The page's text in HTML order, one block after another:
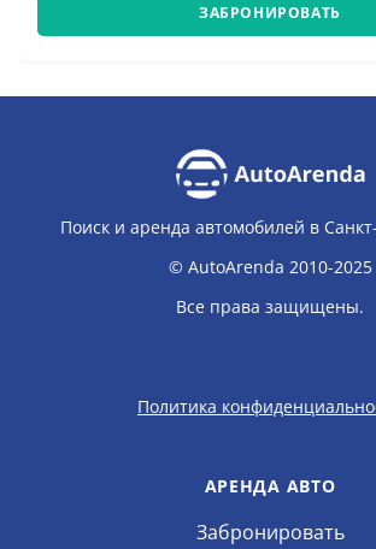
ЗАБРОНИРОВАТЬ
Поиск и аренда автомобилей в
© AutoArenda 2010-2025
Все права защищены.
Политика
АРЕНДА АВТО
Забронировать